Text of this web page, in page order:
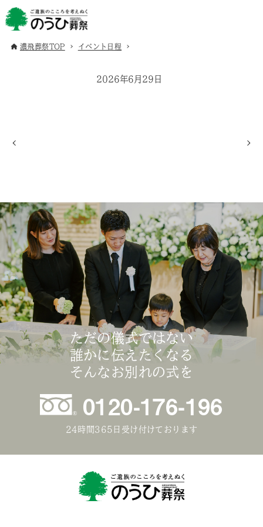
濃飛葬祭TOP イベント日程
2026年6月29日
ただの儀式ではない
誰かに伝えたくなる
そんなお別れの式を
0120-176-196
24時間365日受け付けております